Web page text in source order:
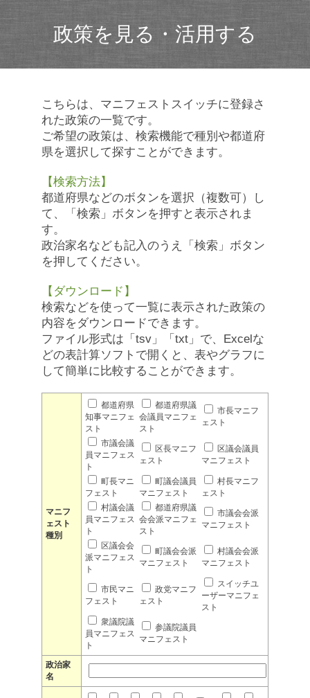
政策を見る・活用する
こちらは、マニフェストスイッチに登録さ
れた政策の一覧です。
ご希望の政策は、検索機能で種別や都道府
県を選択して探すことができます。
【検索方法】
都道府県などのボタンを選択（複数可）し
て、「検索」ボタンを押すと表示されま
す。
政治家名なども記入のうえ「検索」ボタン
を押してください。
【ダウンロード】
検索などを使って一覧に表示された政策の
内容をダウンロードできます。
ファイル形式は「tsv」「txt」で、Excelな
どの表計算ソフトで開くと、表やグラフに
して簡単に比較することができます。
マニフ
ェスト
種別
都道府県
知事マニフェ
スト
都道府県議
会議員マニフェ
スト
市長マニフ
ェスト
市議会議
員マニフェス
ト
区長マニフ
ェスト
区議会議員
マニフェスト
町長マニ
フェスト
町議会議員
マニフェスト
村長マニフ
ェスト
村議会議
員マニフェス
ト
都道府県議
会会派マニフェ
スト
市議会会派
マニフェスト
区議会会
派マニフェス
ト
町議会会派
マニフェスト
村議会会派
マニフェスト
市民マニ
フェスト
政党マニフ
ェスト
スイッチユ
ーザーマニフェ
スト
衆議院議
員マニフェス
ト
参議院議員
マニフェスト
政治家
名